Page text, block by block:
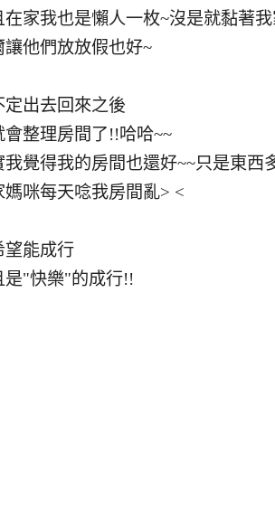
在家我也是懶人一枚~沒是就黏著
讓他們放放假也好~
定出去回來之後
會整理房間了!!哈哈~~
我覺得我的房間也還好~~只是東西
媽咪每天唸我房間亂> <
望能成行
是"快樂"的成行!!